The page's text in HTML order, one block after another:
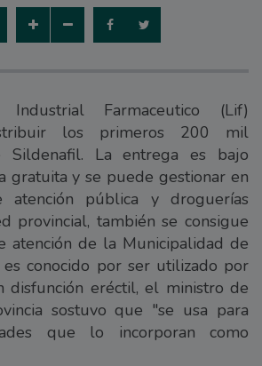
Farmaceutico (Lif)
los primeros 200 mil
Sildenafil. La entrega es bajo
gratuita y se puede gestionar en
atención pública y droguerías
provincial, también se consigue
atención de la Municipalidad de
es conocido por ser utilizado por
disfunción eréctil, el ministro de
sostuvo que "se usa para
que lo incorporan como